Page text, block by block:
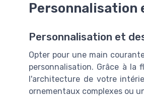
Personnalisation
Personnalisation et
Opter pour une main
personnalisation. Grâce à
l'architecture de votre
ornementaux complexes ou